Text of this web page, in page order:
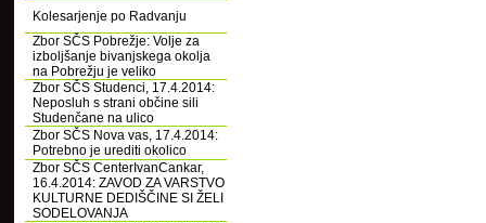
Kolesarjenje po Radvanju
Zbor SČS Pobrežje: Volje za
izboljšanje bivanjskega okolja
na Pobrežju je veliko
Zbor SČS Studenci, 17.4.2014:
Neposluh s strani občine sili
Studenčane na ulico
Zbor SČS Nova vas, 17.4.2014:
Potrebno je urediti okolico
Zbor SČS CenterIvanCankar,
16.4.2014: ZAVOD ZA VARSTVO
KULTURNE DEDIŠČINE SI ŽELI
SODELOVANJA